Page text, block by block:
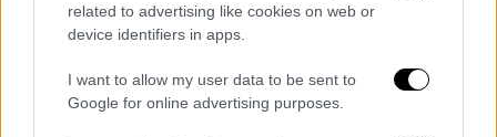
related to advertising like cookies on web or
device identifiers in apps.
I want to allow my user data to be sent to
Google for online advertising purposes.
Η πολιτική προστασία δήλωσε σε
ανακοίνωση ότι ένα παιδί είναι μεταξύ των
νεκρών.